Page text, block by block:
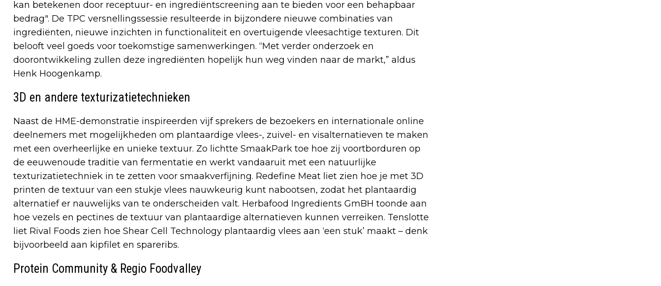
kan betekenen door receptuur- en ingrediëntscreening aan te bieden voor een behapbaar
bedrag". De TPC versnellingssessie resulteerde in bijzondere nieuwe combinaties van
ingrediënten, nieuwe inzichten in functionaliteit en overtuigende vleesachtige texturen. Dit
belooft veel goeds voor toekomstige samenwerkingen. “Met verder onderzoek en
doorontwikkeling zullen deze ingrediënten hopelijk hun weg vinden naar de markt,” aldus
Henk Hoogenkamp.
3D en andere texturizatietechnieken
Naast de HME-demonstratie inspireerden vijf sprekers de bezoekers en internationale online
deelnemers met mogelijkheden om plantaardige vlees-, zuivel- en visalternatieven te maken
met een overheerlijke en unieke textuur. Zo lichtte SmaakPark toe hoe zij voortborduren op
de eeuwenoude traditie van fermentatie en werkt vandaaruit met een natuurlijke
texturizatietechniek in te zetten voor smaakverfijning. Redefine Meat liet zien hoe je met 3D
printen de textuur van een stukje vlees nauwkeurig kunt nabootsen, zodat het plantaardig
alternatief er nauwelijks van te onderscheiden valt. Herbafood Ingredients GmBH toonde aan
hoe vezels en pectines de textuur van plantaardige alternatieven kunnen verreiken. Tenslotte
liet Rival Foods zien hoe Shear Cell Technology plantaardig vlees aan ‘een stuk’ maakt – denk
bijvoorbeeld aan kipfilet en spareribs.
Protein Community & Regio Foodvalley